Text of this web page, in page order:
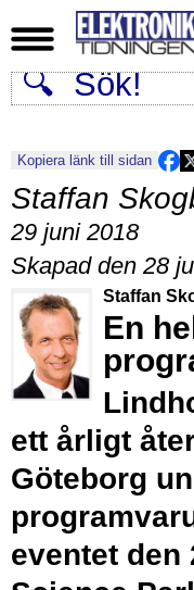
Kopiera länk till sidan
Staffan
29 juni 2018
Skapad den 28
Staffan
En
ett årligt
Göteborg
eventet den